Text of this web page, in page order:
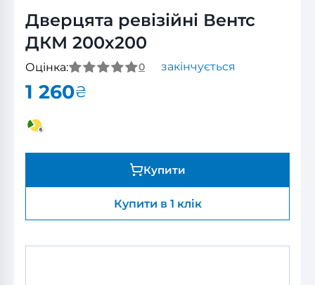
Дверцята ревізійні Вентс
ДКМ 200х200
Оцінка: 0 закінчується
1 260₴
Купити
Купити в 1 клік